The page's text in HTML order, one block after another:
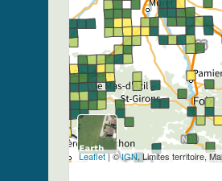
Leaflet| ©IGN, Limites territoire,